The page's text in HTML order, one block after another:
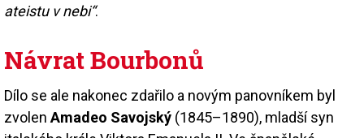
ateistu v nebi“.
Návrat Bourbonů
Dílo se ale nakonec zdařilo a novým panovníkem byl
zvolen Amadeo Savojský (1845–1890), mladší syn